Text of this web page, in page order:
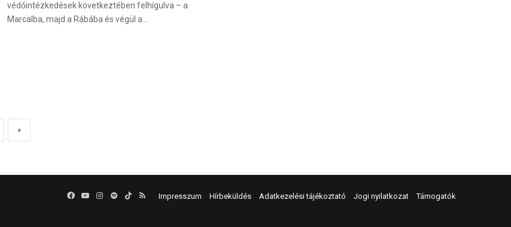
védőintézkedések következtében felhígulva – a
Marcalba, majd a Rábába és végül a…
»
Impresszum Hírbeküldés Adatkezelési tájékoztató Jogi nyilatkozat Támogatók
Facebook
YouTubeInstagram
SpotifyTikTokRSS